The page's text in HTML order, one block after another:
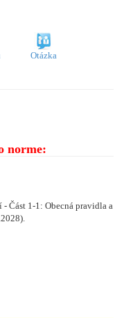
Otázka
norme:
Část 1-1: Obecná pravidla a